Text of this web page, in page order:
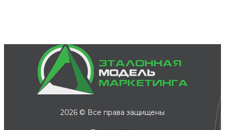
2026 © Все права защищены